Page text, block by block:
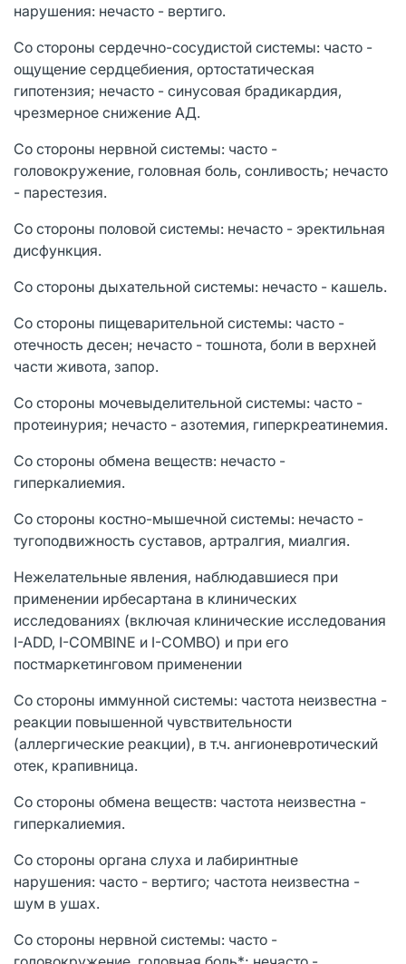
нарушения: нечасто - вертиго.
Со стороны сердечно-сосудистой системы: часто -
ощущение сердцебиения, ортостатическая
гипотензия; нечасто - синусовая брадикардия,
чрезмерное снижение АД.
Со стороны нервной системы: часто -
головокружение, головная боль, сонливость; нечасто
- парестезия.
Со стороны половой системы: нечасто - эректильная
дисфункция.
Со стороны дыхательной системы: нечасто - кашель.
Со стороны пищеварительной системы: часто -
отечность десен; нечасто - тошнота, боли в верхней
части живота, запор.
Со стороны мочевыделительной системы: часто -
протеинурия; нечасто - азотемия, гиперкреатинемия.
Со стороны обмена веществ: нечасто -
гиперкалиемия.
Со стороны костно-мышечной системы: нечасто -
тугоподвижность суставов, артралгия, миалгия.
Нежелательные явления, наблюдавшиеся при
применении ирбесартана в клинических
исследованиях (включая клинические исследования
I-ADD, I-COMBINE и I-COMBO) и при его
постмаркетинговом применении
Со стороны иммунной системы: частота неизвестна -
реакции повышенной чувствительности
(аллергические реакции), в т.ч. ангионевротический
отек, крапивница.
Со стороны обмена веществ: частота неизвестна -
гиперкалиемия.
Со стороны органа слуха и лабиринтные
нарушения: часто - вертиго; частота неизвестна -
шум в ушах.
Со стороны нервной системы: часто -